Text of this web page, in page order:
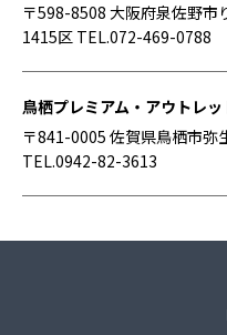
〒598-8508 大阪府泉佐野市
1415区 TEL.072-469-0788
鳥栖プレミアム・アウトレッ
〒841-0005 佐賀県鳥栖市弥
TEL.0942-82-3613